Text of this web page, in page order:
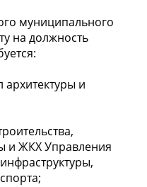
муниципального
на должность
архитектуры и
и ЖКХ Управления